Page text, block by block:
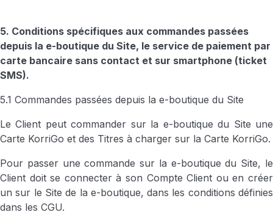
5. Conditions spécifiques aux commandes passées
depuis la e-boutique du Site, le service de paiement par
carte bancaire sans contact et sur smartphone (ticket
SMS).
5.1 Commandes passées depuis la e-boutique du Site
Le Client peut commander sur la e-boutique du Site une
Carte KorriGo et des Titres à charger sur la Carte KorriGo.
Pour passer une commande sur la e-boutique du Site, le
Client doit se connecter à son Compte Client ou en créer
un sur le Site de la e-boutique, dans les conditions définies
dans les CGU.